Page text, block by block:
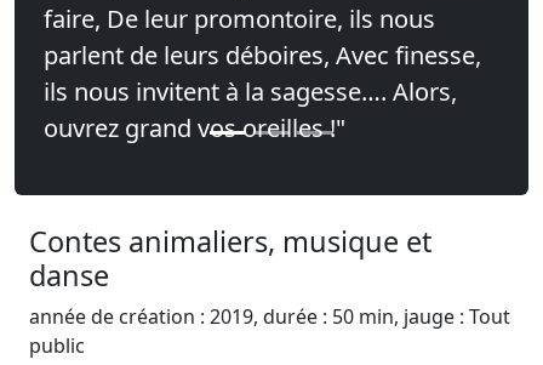
faire, De leur promontoire, ils nous
parlent de leurs déboires, Avec finesse,
ils nous invitent à la sagesse…. Alors,
ouvrez grand vos oreilles !"
Contes animaliers, musique et
danse
année de création : 2019, durée : 50 min, jauge : Tout
public